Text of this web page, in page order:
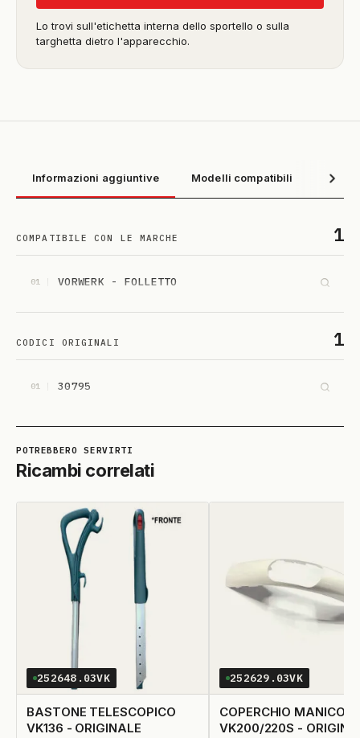
Lo trovi sull'etichetta interna dello sportello o sulla
targhetta dietro l'apparecchio.
Informazioni aggiuntive Modelli compatibili
COMPATIBILE CON LE MARCHE 1
01 VORWERK - FOLLETTO
CODICI ORIGINALI 1
01 30795
Ricambi correlati
252648.03VK
BASTONE TELESCOPICO
VK136 - ORIGINALE
252629.03VK
COPERCHIO MANICO
VK200/220S -